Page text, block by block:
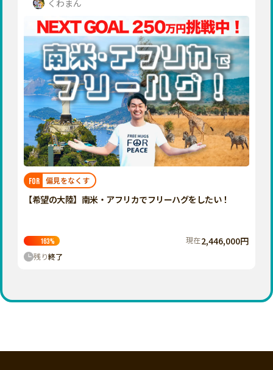
秋田
山形
福島
関東
茨城
栃木
群馬
神奈川
石川
長野
岐阜 静岡 愛知
近畿
三重 滋賀 京都 大阪
兵庫
奈良
和歌山
中国
鳥取 島根 岡山 広島 山口
四国
徳島 香川 愛媛 高知
九州・沖縄
福岡 佐賀
宮崎
鹿児島
くわまん
FOR 偏見をなくす
【希望の大陸】南米・アフリカでフリーハグをしたい！
163% 現在2,446,000円
残り終了